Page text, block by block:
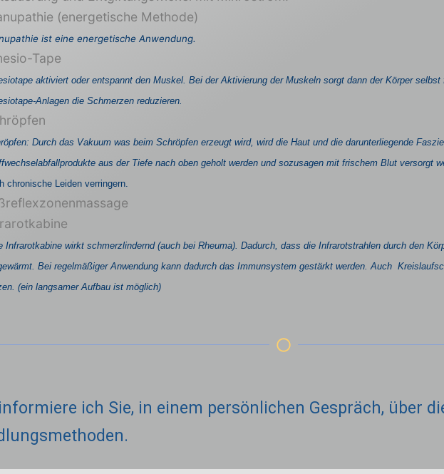
(energetische Methode)
ist eine energetische Anwendung.
Tape
aktiviert oder entspannt den Muskel. Bei der Aktivierung der Muskeln sorgt dann der Körper
Anlagen die Schmerzen reduzieren.
Durch das Vakuum was beim Schröpfen erzeugt wird, wird die Haut und die darunterliegende
aus der Tiefe nach oben geholt werden und sozusagen mit frischem Blut versorgt
chronische Leiden verringern.
Infrarotkabine wirkt schmerzlindernd (auch bei Rheuma). Dadurch, dass die Infrarotstrahlen durch den
Bei regelmäßiger Anwendung kann dadurch das Immunsystem gestärkt werden. Auch
(ein langsamer Aufbau ist möglich)
ich Sie, in einem persönlichen Gespräch, über